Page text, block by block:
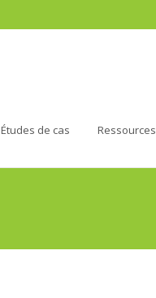
Études de cas Ressources